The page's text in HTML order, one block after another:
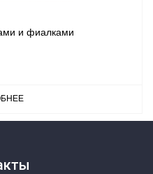
и фиалками